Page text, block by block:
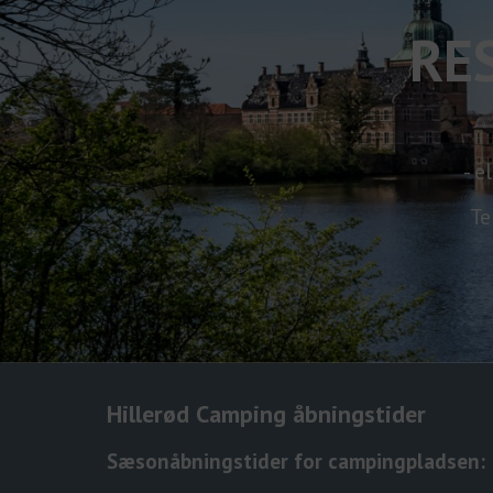
-
Hillerød Camping åbningstider
Sæsonåbningstider for campingpladsen: